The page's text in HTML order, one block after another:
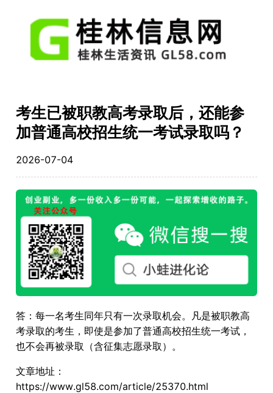
考生已被职教高考录取后，还能参
加普通高校招生统一考试录取吗？
2026-07-04
答：每一名考生同年只有一次录取机会。凡是被职教高
考录取的考生，即使是参加了普通高校招生统一考试，
也不会再被录取（含征集志愿录取）。
文章地址：
https://www.gl58.com/article/25370.html